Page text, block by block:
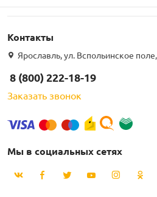
Контакты
Ярославль, ул. Вспольинское
8 (800) 222-18-19
Заказать звонок
Мы в социальных сетях